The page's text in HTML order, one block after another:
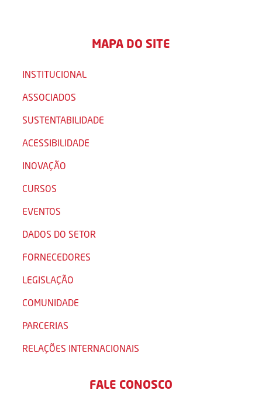
MAPA DO SITE
INSTITUCIONAL
ASSOCIADOS
SUSTENTABILIDADE
ACESSIBILIDADE
INOVAÇÃO
CURSOS
EVENTOS
DADOS DO SETOR
FORNECEDORES
LEGISLAÇÃO
COMUNIDADE
PARCERIAS
RELAÇÕES INTERNACIONAIS
FALE CONOSCO